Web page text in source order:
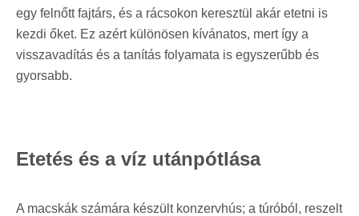
egy felnőtt fajtárs, és a rácsokon keresztül akár etetni is
kezdi őket. Ez azért különösen kívánatos, mert így a
visszavadítás és a tanítás folyamata is egyszerűbb és
gyorsabb.
Etetés és a víz utánpótlása
A macskák számára készült konzervhús; a túróból, reszelt